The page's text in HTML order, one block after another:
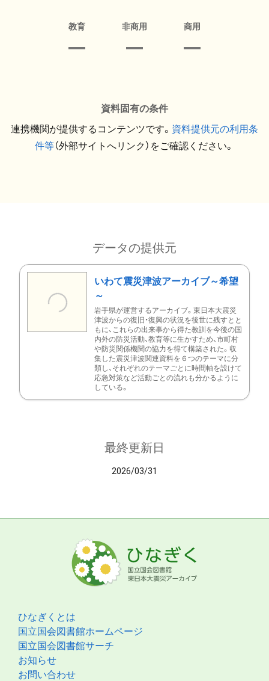
教育 非商用 商用
資料固有の条件
連携機関が提供するコンテンツです。 資料提供元の利用条
件等（外部サイトへリンク）をご確認ください。
データの提供元
いわて震災津波アーカイブ～希望
～
岩手県が運営するアーカイブ。東日本大震災
津波からの復旧・復興の状況を後世に残すとと
もに、これらの出来事から得た教訓を今後の国
内外の防災活動、教育等に生かすため、市町村
や防災関係機関の協力を得て構築された。収
集した震災津波関連資料を６つのテーマに分
類し、それぞれのテーマごとに時間軸を設けて
応急対策など活動ごとの流れも分かるように
している。
最終更新日
2026/03/31
ひなぎくとは
国立国会図書館ホームページ
国立国会図書館サーチ
お知らせ
お問い合わせ